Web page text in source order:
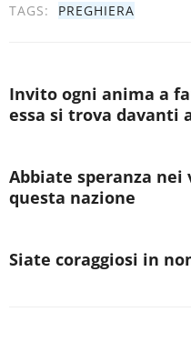
TAGS: PREGHIERA
Invito ogni anima a
essa si trova davanti
Abbiate speranza
questa nazione
Siate coraggiosi in